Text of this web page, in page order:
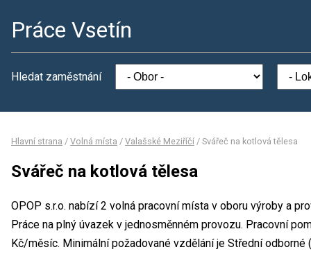
Práce Vsetín
Hledat zaměstnání
Hlavní strana / Volná místa / Valašské Meziříčí / Svářeč na kotlová tělesa
Svářeč na kotlová tělesa
OPOP s.r.o. nabízí 2 volná pracovní místa v oboru výroby a
Práce na plný úvazek v jednosměnném provozu. Pracovní
Kč/měsíc. Minimální požadované vzdělání je Střední odborné